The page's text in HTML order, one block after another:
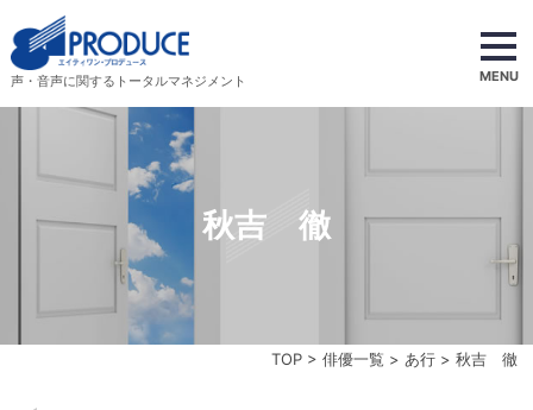
声・音声に関するトータルマネジメント MENU
TOP> 俳優一覧 > あ行> 秋吉 徹
秋吉 徹